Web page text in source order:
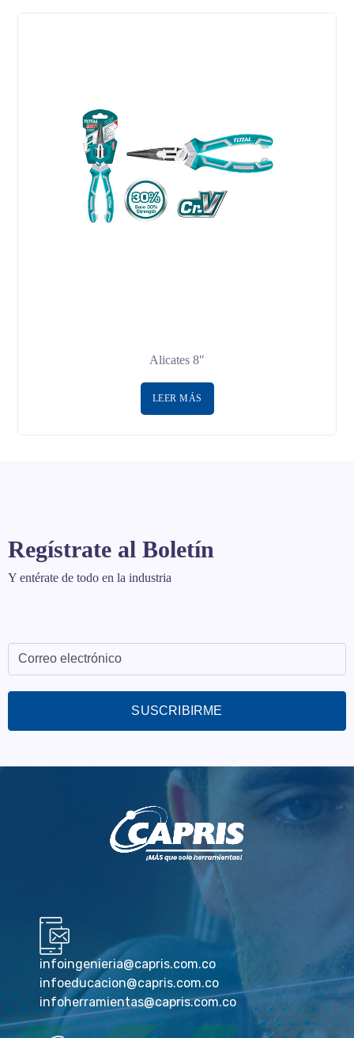
Alicates 8″
LEER MÁS
Regístrate al Boletín
Y entérate de todo en la industria
SUSCRIBIRME
infoingenieria@capris.com.co
infoeducacion@capris.com.co
infoherramientas@capris.com.co